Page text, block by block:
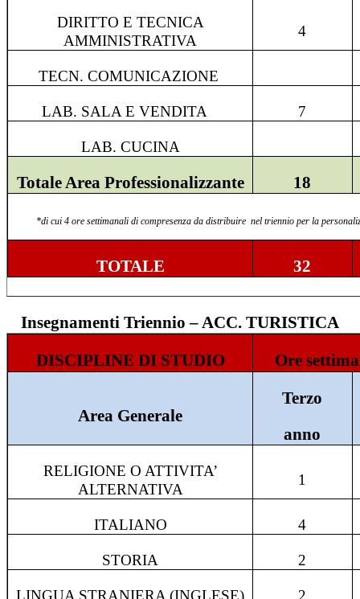
DIRITTO E TECNICA
AMMINISTRATIVA
4
TECN. COMUNICAZIONE
LAB. SALA E VENDITA 7
LAB. CUCINA
Totale Area Professionalizzante 18
*di cui 4 ore settimanali di compresenza da distribuire nel triennio per la
TOTALE 32
Insegnamenti Triennio – ACC. TURISTICA
DISCIPLINE DI STUDIO
Ore
Area Generale
Terzo
anno
RELIGIONE O ATTIVITA’
ALTERNATIVA
1
ITALIANO 4
STORIA 2
LINGUA STRANIERA (INGLESE) 2